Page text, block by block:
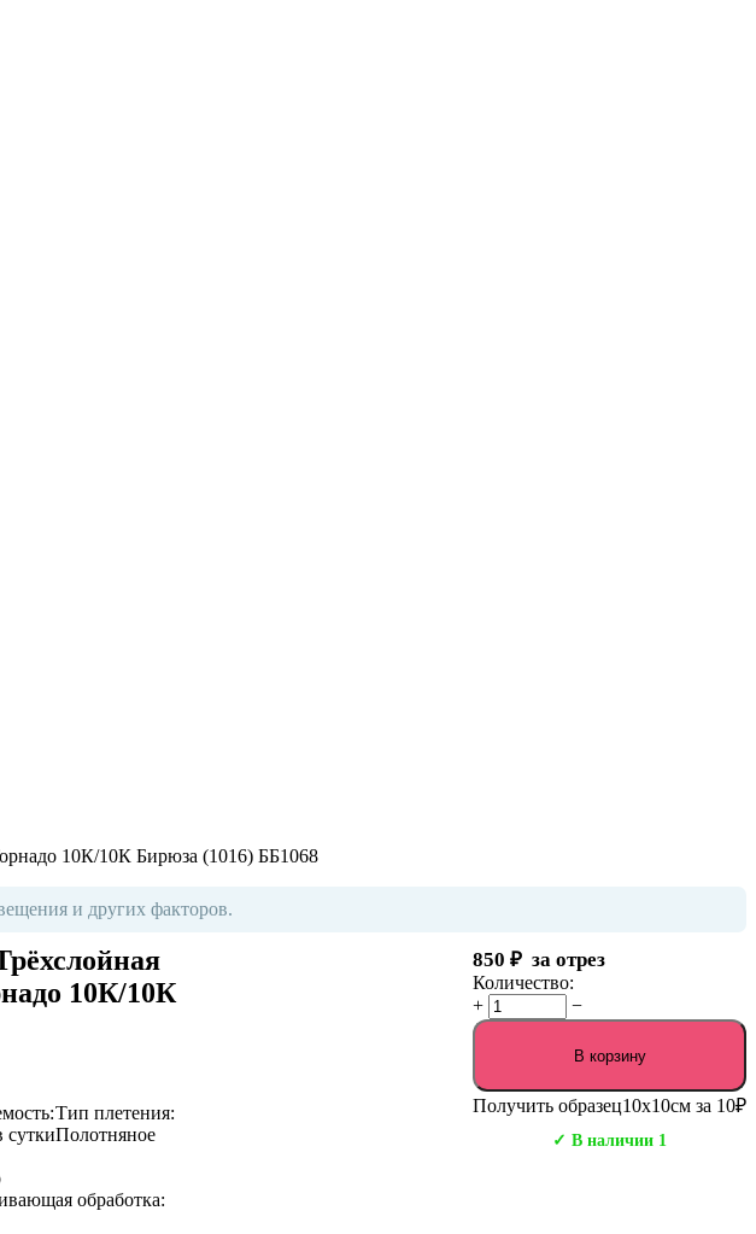
10К/10К Бирюза (1016) ББ1068
и других факторов.
10К/10К
сутки
Тип плетения:
Полотняное
обработка:
850 ₽ за отрез
Количество:
+
−
В корзину
Получить образец10х10см за 10₽
✓ В наличии 1